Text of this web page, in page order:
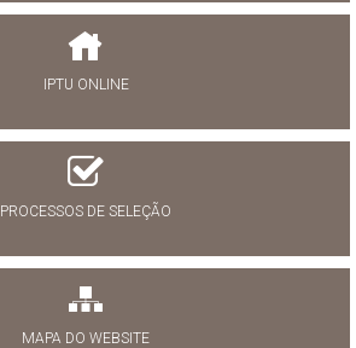
IPTU ONLINE
PROCESSOS DE SELEÇÃO
MAPA DO WEBSITE